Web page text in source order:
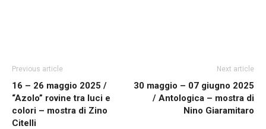
Previous article
16 – 26 maggio 2025 /
“Azolo” rovine tra luci e
colori – mostra di Zino
Citelli
Next article
30 maggio – 07 giugno 2025
/ Antologica – mostra di
Nino Giaramitaro